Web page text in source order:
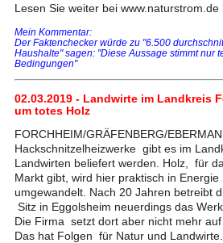
Lesen Sie weiter bei www.naturstrom.de
Mein Kommentar:
Der Faktenchecker würde zu "6.500
Haushalte" sagen: "Diese Aussage stimmt nur
Bedingungen"
02.03.2019 - Landwirte im Landkreis
um totes Holz
FORCHHEIM/GRÄFENBERG/
Hackschnitzelheizwerke gibt es im
Landwirten beliefert werden. Holz, für
Markt gibt, wird hier praktisch in
umgewandelt. Nach 20 Jahren betreibt
Sitz in Eggolsheim neuerdings das
Die Firma setzt dort aber nicht mehr auf
Das hat Folgen für Natur und Landwirte.